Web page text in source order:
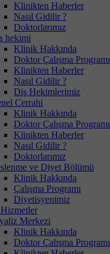
Klinikten Haberler
Nasıl Gidilir ?
Doktorlarımız
hekimi
Klinik Hakkında
Doktor Çalışma Programı
Klinikten Haberler
Nasıl Gidilir ?
Diş Hekimlerimiz
Cerrahi
Klinik Hakkında
Doktor Çalışma Programı
Klinikten Haberler
Nasıl Gidilir ?
Doktorlarımız
ve Diyet Bölümü
Klinik Hakkında
Çalışma Programı
Diyetisyenimiz
Merkezi
Klinik Hakkında
Doktor Çalışma Programı